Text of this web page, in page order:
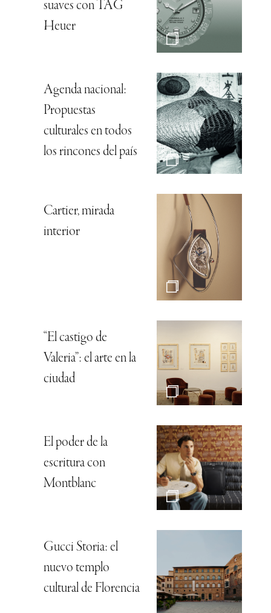
suaves con TAG
Heuer
Agenda nacional:
Propuestas
culturales en todos
los rincones del país
Cartier, mirada
interior
“El castigo de
Valeria”: el arte en la
ciudad
El poder de la
escritura con
Montblanc
Gucci Storia: el
nuevo templo
cultural de Florencia